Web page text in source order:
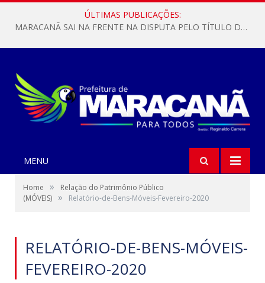
ÚLTIMAS PUBLICAÇÕES:
MARACANÃ SAI NA FRENTE NA DISPUTA PELO TÍTULO DA COPA PARÁ SUB-17!
MENU
Home »
Relação do Patrimônio Público
(MÓVEIS) » Relatório-de-Bens-Móveis-Fevereiro-2020
RELATÓRIO-DE-BENS-MÓVEIS-
FEVEREIRO-2020